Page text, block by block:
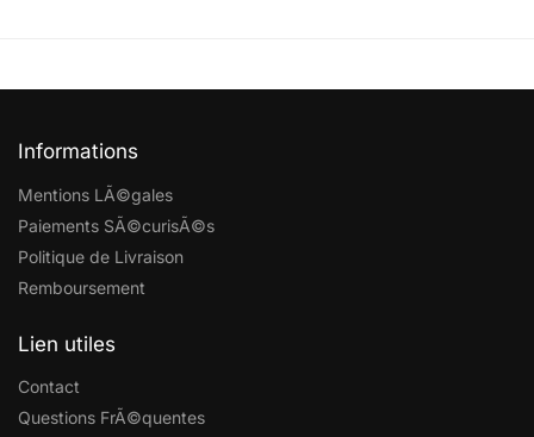
Informations
Mentions LÃ©gales
Paiements SÃ©curisÃ©s
Politique de Livraison
Remboursement
Lien utiles
Contact
Questions FrÃ©quentes